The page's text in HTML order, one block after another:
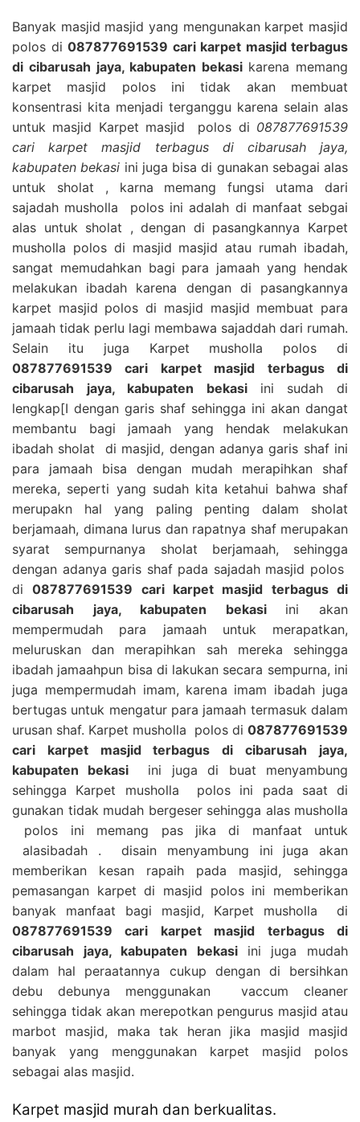
Banyak masjid masjid yang mengunakan karpet masjid
polos di 087877691539 cari karpet masjid terbagus
di cibarusah jaya, kabupaten bekasi karena memang
karpet masjid polos ini tidak akan membuat
konsentrasi kita menjadi terganggu karena selain alas
untuk masjid Karpet masjid polos di 087877691539
cari karpet masjid terbagus di cibarusah jaya,
kabupaten bekasi ini juga bisa di gunakan sebagai alas
untuk sholat , karna memang fungsi utama dari
sajadah musholla polos ini adalah di manfaat sebgai
alas untuk sholat , dengan di pasangkannya Karpet
musholla polos di masjid masjid atau rumah ibadah,
sangat memudahkan bagi para jamaah yang hendak
melakukan ibadah karena dengan di pasangkannya
karpet masjid polos di masjid masjid membuat para
jamaah tidak perlu lagi membawa sajaddah dari rumah.
Selain itu juga Karpet musholla polos di
087877691539 cari karpet masjid terbagus di
cibarusah jaya, kabupaten bekasi ini sudah di
lengkap[I dengan garis shaf sehingga ini akan dangat
membantu bagi jamaah yang hendak melakukan
ibadah sholat di masjid, dengan adanya garis shaf ini
para jamaah bisa dengan mudah merapihkan shaf
mereka, seperti yang sudah kita ketahui bahwa shaf
merupakn hal yang paling penting dalam sholat
berjamaah, dimana lurus dan rapatnya shaf merupakan
syarat sempurnanya sholat berjamaah, sehingga
dengan adanya garis shaf pada sajadah masjid polos
di087877691539 cari karpet masjid terbagus di
cibarusah jaya, kabupaten bekasi ini akan
mempermudah para jamaah untuk merapatkan,
meluruskan dan merapihkan sah mereka sehingga
ibadah jamaahpun bisa di lakukan secara sempurna, ini
juga mempermudah imam, karena imam ibadah juga
bertugas untuk mengatur para jamaah termasuk dalam
urusan shaf. Karpet musholla polos di 087877691539
cari karpet masjid terbagus di cibarusah jaya,
kabupaten bekasi
ini juga di buat menyambung
sehingga Karpet musholla polos ini pada saat di
gunakan tidak mudah bergeser sehingga alas musholla
polos ini memang pas jika di manfaat untuk
alasibadah . disain menyambung ini juga akan
memberikan kesan rapaih pada masjid, sehingga
pemasangan karpet di masjid polos ini memberikan
banyak manfaat bagi masjid, Karpet musholla di
087877691539 cari karpet masjid terbagus di
cibarusah jaya, kabupaten bekasi ini juga mudah
dalam hal peraatannya cukup dengan di bersihkan
debu debunya menggunakan vaccum cleaner
sehingga tidak akan merepotkan pengurus masjid atau
marbot masjid, maka tak heran jika masjid masjid
banyak yang menggunakan karpet masjid polos
sebagai alas masjid.
Karpet masjid murah dan berkualitas.